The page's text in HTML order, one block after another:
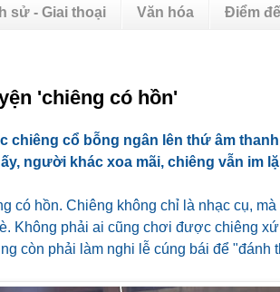
sử - Giai thoại Văn hóa Điểm
'chiêng có hồn'
chiêng cổ bỗng ngân lên thứ âm
người khác xoa mãi, chiêng vẫn im
có hồn. Chiêng không chỉ là nhạc cụ,
Không phải ai cũng chơi được chiêng
còn phải làm nghi lễ cúng bái để "đánh